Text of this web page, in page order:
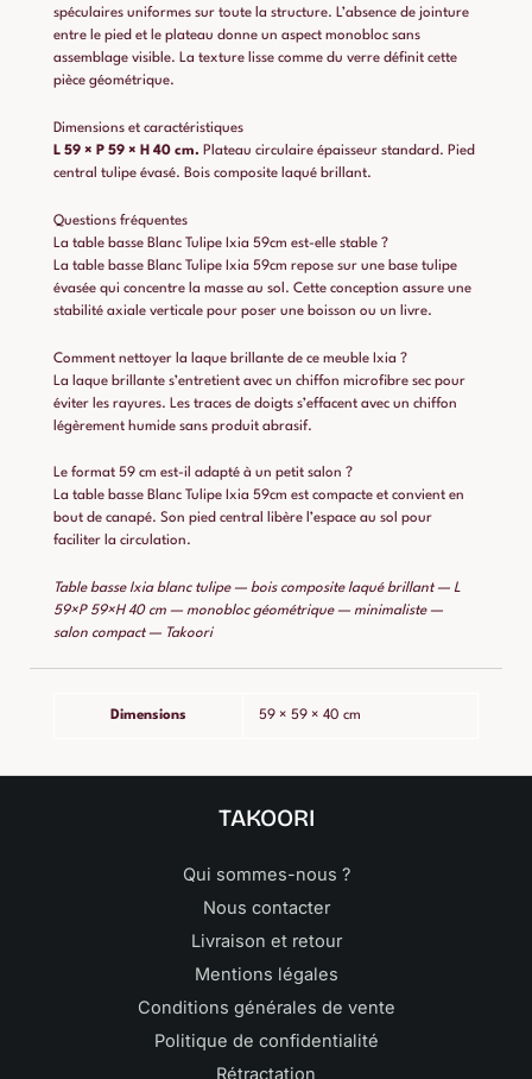
spéculaires uniformes sur toute la structure. L’absence de jointure
entre le pied et le plateau donne un aspect monobloc sans
assemblage visible. La texture lisse comme du verre définit cette
pièce géométrique.
Dimensions et caractéristiques
L 59 × P 59 × H 40 cm. Plateau circulaire épaisseur standard. Pied
central tulipe évasé. Bois composite laqué brillant.
Questions fréquentes
La table basse Blanc Tulipe Ixia 59cm est-elle stable ?
La table basse Blanc Tulipe Ixia 59cm repose sur une base tulipe
évasée qui concentre la masse au sol. Cette conception assure une
stabilité axiale verticale pour poser une boisson ou un livre.
Comment nettoyer la laque brillante de ce meuble Ixia ?
La laque brillante s’entretient avec un chiffon microfibre sec pour
éviter les rayures. Les traces de doigts s’effacent avec un chiffon
légèrement humide sans produit abrasif.
Le format 59 cm est-il adapté à un petit salon ?
La table basse Blanc Tulipe Ixia 59cm est compacte et convient en
bout de canapé. Son pied central libère l’espace au sol pour
faciliter la circulation.
Table basse Ixia blanc tulipe — bois composite laqué brillant — L
59×P 59×H 40 cm — monobloc géométrique — minimaliste —
salon compact — Takoori
Dimensions 59 × 59 × 40 cm
TAKOORI
Qui sommes-nous ?
Nous contacter
Livraison et retour
Mentions légales
Conditions générales de vente
Politique de confidentialité
Rétractation